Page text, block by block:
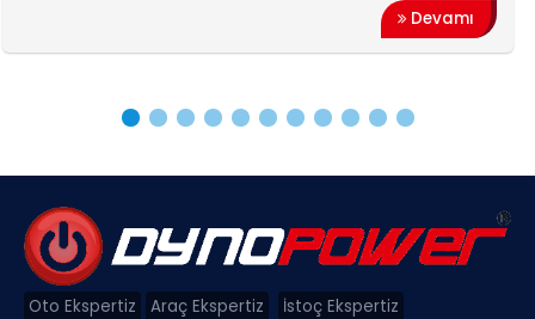
Devamı
Oto Ekspertiz Araç Ekspertiz
İstoç Ekspertiz